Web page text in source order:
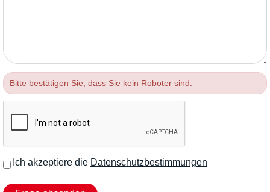
Bitte bestätigen Sie, dass Sie kein Roboter sind.
Ich akzeptiere die Datenschutzbestimmungen